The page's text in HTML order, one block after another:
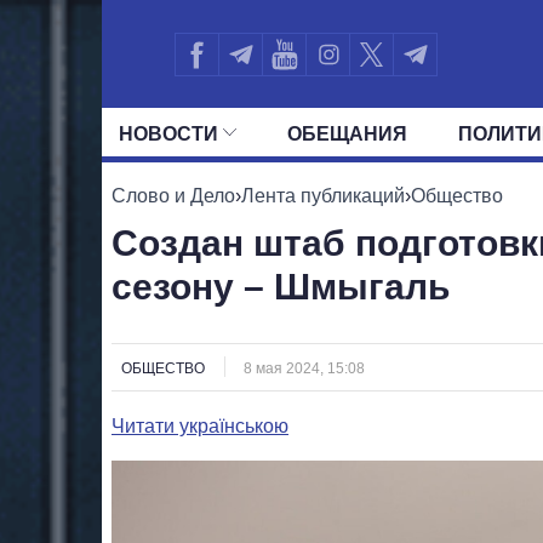
НОВОСТИ ОБЕЩАНИЯ
ВСЕ ПОЛИТИКИ ПРЕЗИДЕНТ И
Слово и Дело›Лента публикаций›Общество
Создан штаб
сезону – Шмыгаль
ОБЩЕСТВО 8 мая 2024, 15:08
Читати українською